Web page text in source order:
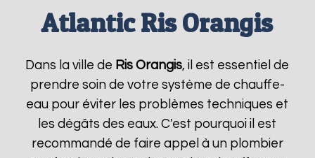
Atlantic Ris Orangis
Dans la ville de Ris Orangis, il est essentiel de
prendre soin de votre système de chauffe-
eau pour éviter les problèmes techniques et
les dégâts des eaux. C'est pourquoi il est
recommandé de faire appel à un plombier